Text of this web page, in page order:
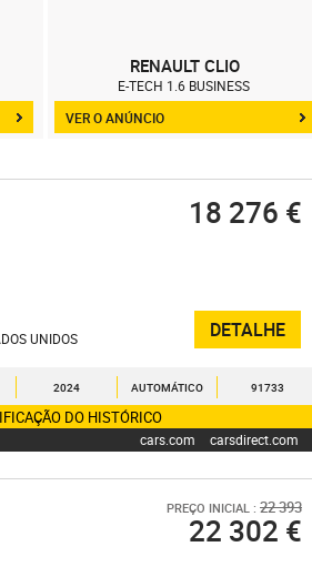
RENAULT CLIO
E-TECH 1.6 BUSINESS
VER O ANÚNCIO
18 276 €
UNIDOS DETALHE
2024 AUTOMÁTICO 91733
DO HISTÓRICO
cars.com carsdirect.com
PREÇO INICIAL : 22 393
22 302 €